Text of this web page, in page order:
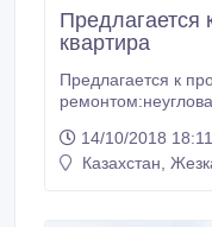
Предлагается
квартира
Предлагается к
ремонтом:неугловая, комнаты
охраняемая стоянка, школы, парк.
транспорт в
14/10/2018 18:11
Казахстан,